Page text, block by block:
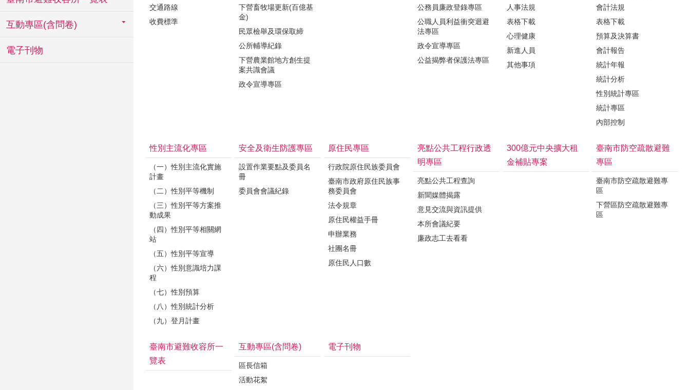
互動專區(含問卷)
電子刊物
交通路線
收費標準
下營畜牧場更新(百億基
金)
民眾檢舉及環保取締
公所輔導紀錄
下營農業館地方創生提
案共識會議
政令宣導專區
公務員廉政登錄專區
公職人員利益衝突迴避
法專區
政令宣導專區
公益揭弊者保護法專區
人事法規
表格下載
心理健康
新進人員
其他事項
會計法規
表格下載
預算及決算書
會計報告
統計年報
統計分析
性別統計專區
統計專區
內部控制
性別主流化專區
（一）性別主流化實施
計畫
（二）性別平等機制
（三）性別平等方案推
動成果
（四）性別平等相關網
站
（五）性別平等宣導
（六）性別意識培力課
程
（七）性別預算
（八）性別統計分析
（九）登月計畫
安全及衛生防護專區
設置作業要點及委員名
冊
委員會會議紀錄
原住民專區
行政院原住民族委員會
臺南市政府原住民族事
務委員會
法令規章
原住民權益手冊
申辦業務
社團名冊
原住民人口數
亮點公共工程行政透
明專區
亮點公共工程查詢
新聞媒體揭露
意見交流與資訊提供
本所會議紀要
廉政志工去看看
300億元中央擴大租
金補貼專案
臺南市防空疏散避難
專區
臺南市防空疏散避難專
區
下營區防空疏散避難專
區
臺南市避難收容所一
覽表
互動專區(含問卷)
區長信箱
活動花絮
電子刊物